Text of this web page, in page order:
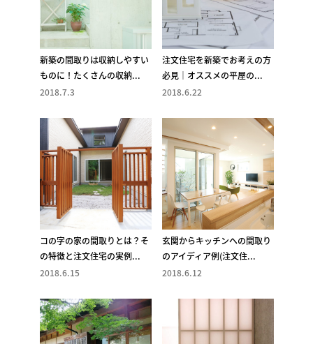
新築の間取りは収納しやすい
ものに！たくさんの収納...
2018.7.3
注文住宅を新築でお考えの方
必見｜オススメの平屋の...
2018.6.22
コの字の家の間取りとは？そ
の特徴と注文住宅の実例...
2018.6.15
玄関からキッチンへの間取り
のアイディア例(注文住...
2018.6.12